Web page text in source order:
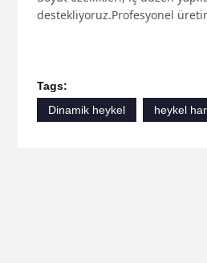
destekliyoruz.Profesyonel
Tags:
Dinamik heykel
heykel